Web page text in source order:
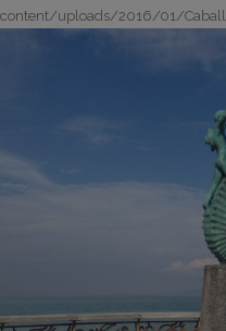
content/uploads/2016/01/